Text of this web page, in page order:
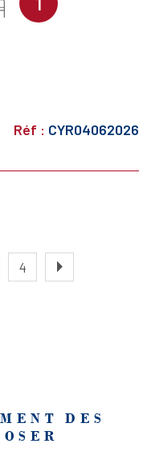
séjour lumineux,
Charges
Chauffage
commodités. Idéal
Réf : CYR04062026
4
DES